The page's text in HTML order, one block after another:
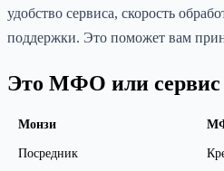
удобство сервиса, скорость
поддержки. Это поможет вам
Это МФО или сервис
Монзи
Посредник